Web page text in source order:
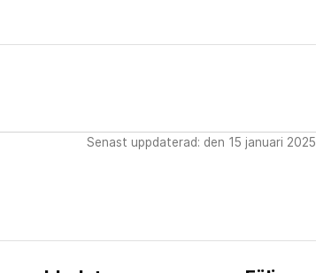
Senast uppdaterad: den 15 januari 2025